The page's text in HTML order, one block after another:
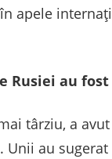
apele
Rusiei au
târziu, a
Unii au